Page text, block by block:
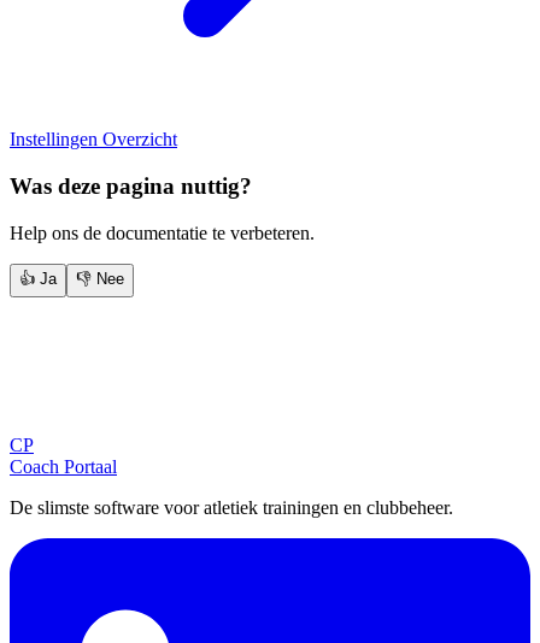
Instellingen Overzicht
Was deze pagina nuttig?
Help ons de documentatie te verbeteren.
👍 Ja 👎 Nee
CP
Coach Portaal
De slimste software voor atletiek trainingen en clubbeheer.